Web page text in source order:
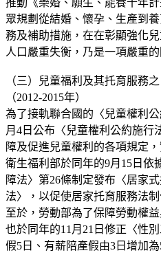
眾規劃從結婚、懷孕、生產到
務及補助措施，在在彰顯強化
人口嚴重失衡，乃是一項嚴重的
（三）兒童福利及其托育服務
（2012-2015年）
為了接軌聯合國的〈兒童權利
月4日公布〈兒童權利公約施行
障及促進兒童權利的各項規定
衛生福利部於同年的9月15日依
障法〉第26條制定發布〈居家
法〉，以促使居家托育服務法
至於，勞動部為了保障勞動權
也於同年的11月21日修正〈性
假5日、有薪陪產假由3日增加